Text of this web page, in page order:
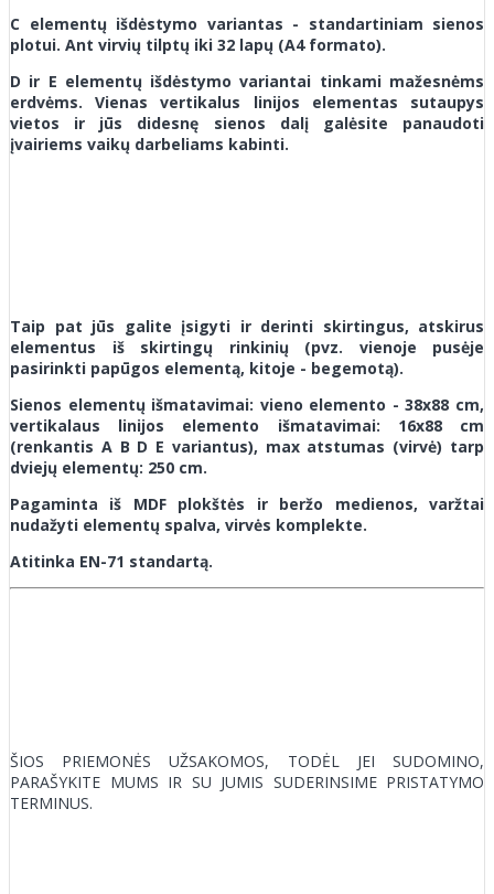
C elementų išdėstymo variantas - standartiniam sienos
plotui. Ant virvių tilptų iki 32 lapų (A4 formato).
D ir E elementų išdėstymo variantai tinkami mažesnėms
erdvėms. Vienas vertikalus linijos elementas sutaupys
vietos ir jūs didesnę sienos dalį galėsite panaudoti
įvairiems vaikų darbeliams kabinti.
Taip pat jūs galite įsigyti ir derinti skirtingus, atskirus
elementus iš skirtingų rinkinių (pvz. vienoje pusėje
pasirinkti papūgos elementą, kitoje - begemotą).
Sienos elementų išmatavimai: vieno elemento - 38x88 cm,
vertikalaus linijos elemento išmatavimai: 16x88 cm
(renkantis A B D E variantus), max atstumas (virvė) tarp
dviejų elementų: 250 cm.
Pagaminta iš MDF plokštės ir beržo medienos, varžtai
nudažyti elementų spalva, virvės komplekte.
Atitinka EN-71 standartą.
ŠIOS PRIEMONĖS UŽSAKOMOS, TODĖL JEI SUDOMINO,
PARAŠYKITE MUMS IR SU JUMIS SUDERINSIME PRISTATYMO
TERMINUS.